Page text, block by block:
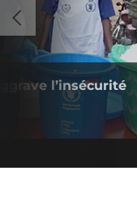
l’insécurité